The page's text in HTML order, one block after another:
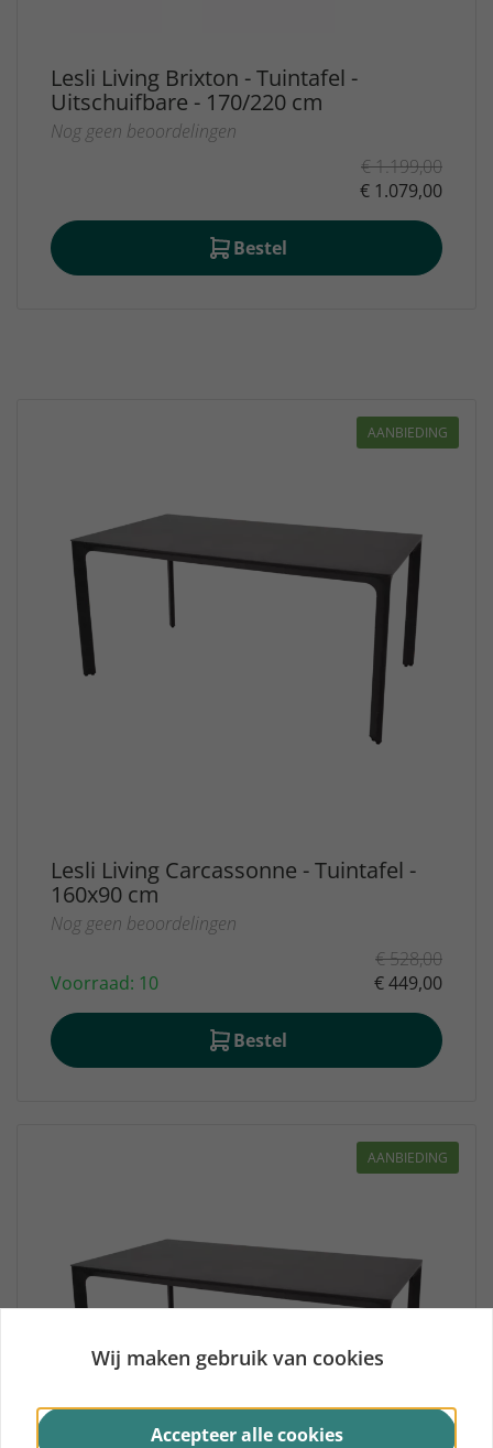
Lesli Living Brixton - Tuintafel -
Uitschuifbare - 170/220 cm
Nog geen beoordelingen
€ 1.199,00
€ 1.079,00
Bestel
AANBIEDING
Lesli Living Carcassonne - Tuintafel -
160x90 cm
Nog geen beoordelingen
Voorraad: 10
€ 528,00
€ 449,00
Bestel
AANBIEDING
Wij maken gebruik van cookies
Accepteer alle cookies